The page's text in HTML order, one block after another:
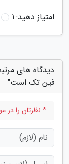
امتیاز دهید:1
دیدگاه های
فین تک است"
* نظرتان را در